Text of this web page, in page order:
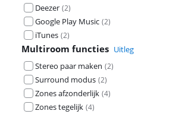
Deezer (2)
Google Play Music (2)
iTunes (2)
Multiroom functies Uitleg
Stereo paar maken (2)
Surround modus (2)
Zones afzonderlijk (4)
Zones tegelijk (4)